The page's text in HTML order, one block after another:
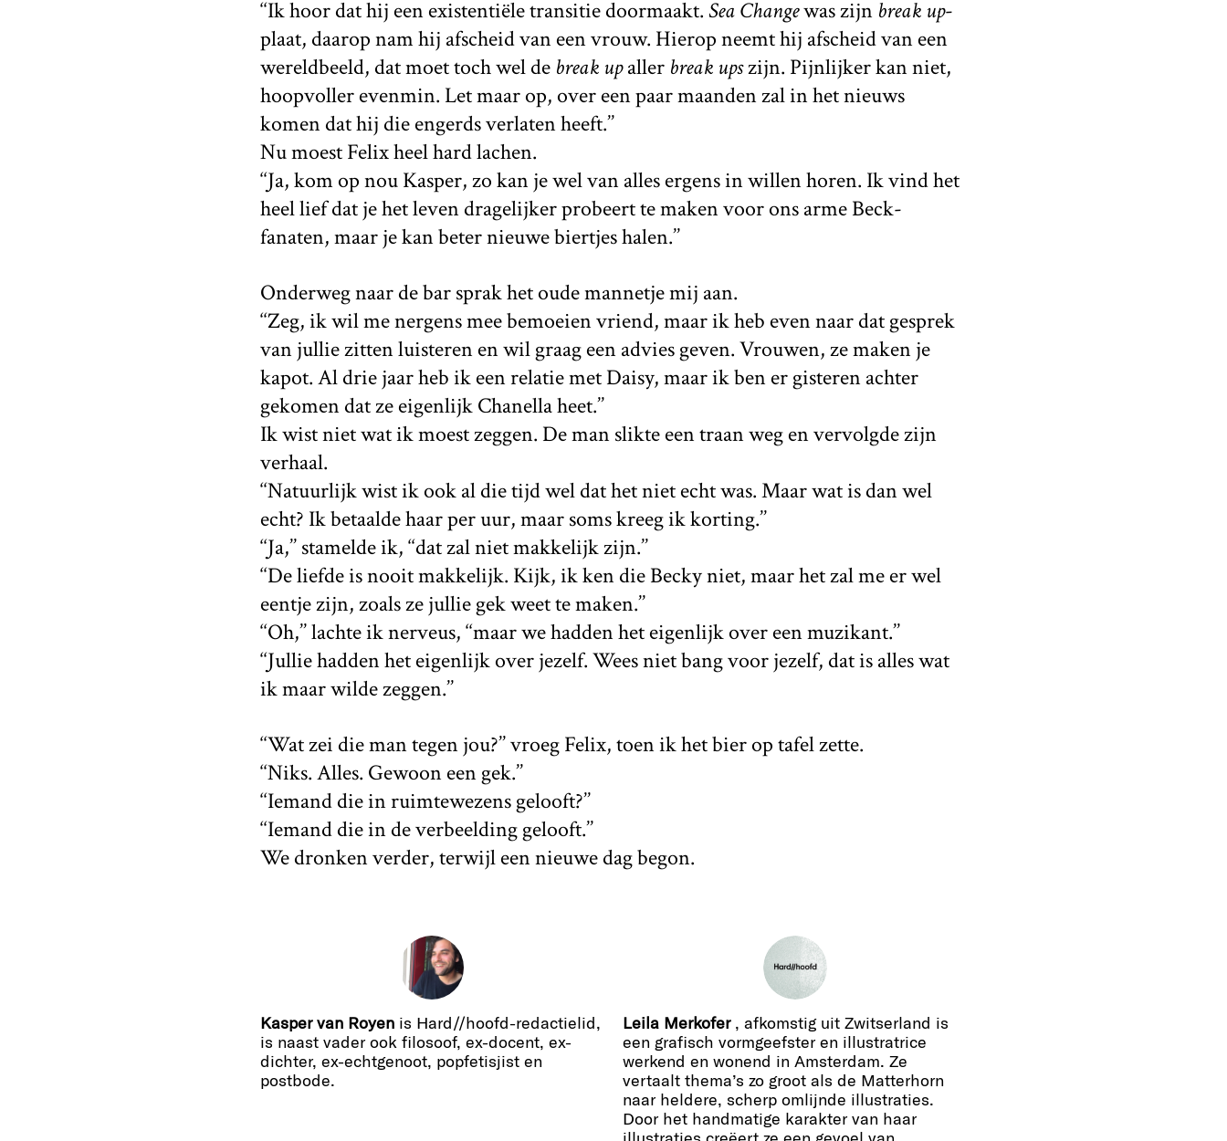
‘‘Ik hoor dat hij een existentiële transitie doormaakt. Sea Changewas zijn break up-
plaat, daarop nam hij afscheid van een vrouw. Hierop neemt hij afscheid van een
wereldbeeld, dat moet toch wel de break upaller break upszijn. Pijnlijker kan niet,
hoopvoller evenmin. Let maar op, over een paar maanden zal in het nieuws
komen dat hij die engerds verlaten heeft.’’
Nu moest Felix heel hard lachen.
‘‘Ja, kom op nou Kasper, zo kan je wel van alles ergens in willen horen. Ik vind het
heel lief dat je het leven dragelijker probeert te maken voor ons arme Beck-
fanaten, maar je kan beter nieuwe biertjes halen.’’
Onderweg naar de bar sprak het oude mannetje mij aan.
‘‘Zeg, ik wil me nergens mee bemoeien vriend, maar ik heb even naar dat gesprek
van jullie zitten luisteren en wil graag een advies geven. Vrouwen, ze maken je
kapot. Al drie jaar heb ik een relatie met Daisy, maar ik ben er gisteren achter
gekomen dat ze eigenlijk Chanella heet.’’
Ik wist niet wat ik moest zeggen. De man slikte een traan weg en vervolgde zijn
verhaal.
‘‘Natuurlijk wist ik ook al die tijd wel dat het niet echt was. Maar wat is dan wel
echt? Ik betaalde haar per uur, maar soms kreeg ik korting.’’
‘‘Ja,’’ stamelde ik, ‘‘dat zal niet makkelijk zijn.’’
‘‘De liefde is nooit makkelijk. Kijk, ik ken die Becky niet, maar het zal me er wel
eentje zijn, zoals ze jullie gek weet te maken.’’
‘‘Oh,’’ lachte ik nerveus, ‘‘maar we hadden het eigenlijk over een muzikant.’’
‘‘Jullie hadden het eigenlijk over jezelf. Wees niet bang voor jezelf, dat is alles wat
ik maar wilde zeggen.’’
‘‘Wat zei die man tegen jou?’’ vroeg Felix, toen ik het bier op tafel zette.
‘‘Niks. Alles. Gewoon een gek.’’
‘‘Iemand die in ruimtewezens gelooft?’’
‘‘Iemand die in de verbeelding gelooft.’’
We dronken verder, terwijl een nieuwe dag begon.
Kasper van Royenis Hard//hoofd-redactielid,
is naast vader ook filosoof, ex-docent, ex-
dichter, ex-echtgenoot, popfetisjist en
postbode.
Leila Merkofer, afkomstig uit Zwitserland is
een grafisch vormgeefster en illustratrice
werkend en wonend in Amsterdam. Ze
vertaalt thema’s zo groot als de Matterhorn
naar heldere, scherp omlijnde illustraties.
Door het handmatige karakter van haar